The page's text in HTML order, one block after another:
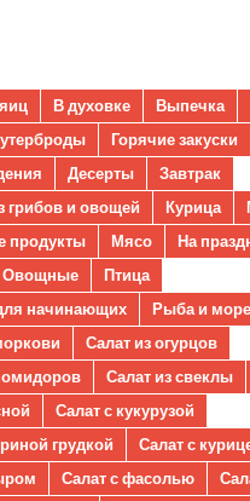
В духовке Выпечка
Горячие закуски
Десерты
Завтрак
грибов и овощей
Курица
продукты
Мясо
На
Овощные
Птица
начинающих
Рыба и
Салат из огурцов
Салат из свеклы
Салат с кукурузой
грудкой
Салат с
Салат с фасолью